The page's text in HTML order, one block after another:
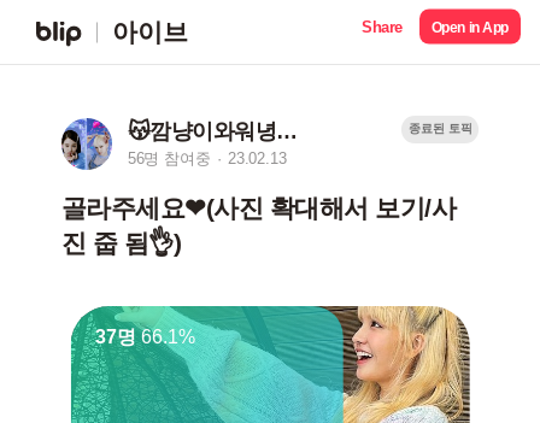
아이브 Share Open in App
😽깜냥이와워녕곤듀🐰
56명 참여중 23.02.13
종료된 토픽
골라주세요❤(사진 확대해서 보기/사
진 줍 됨👌)
37명 66.1%